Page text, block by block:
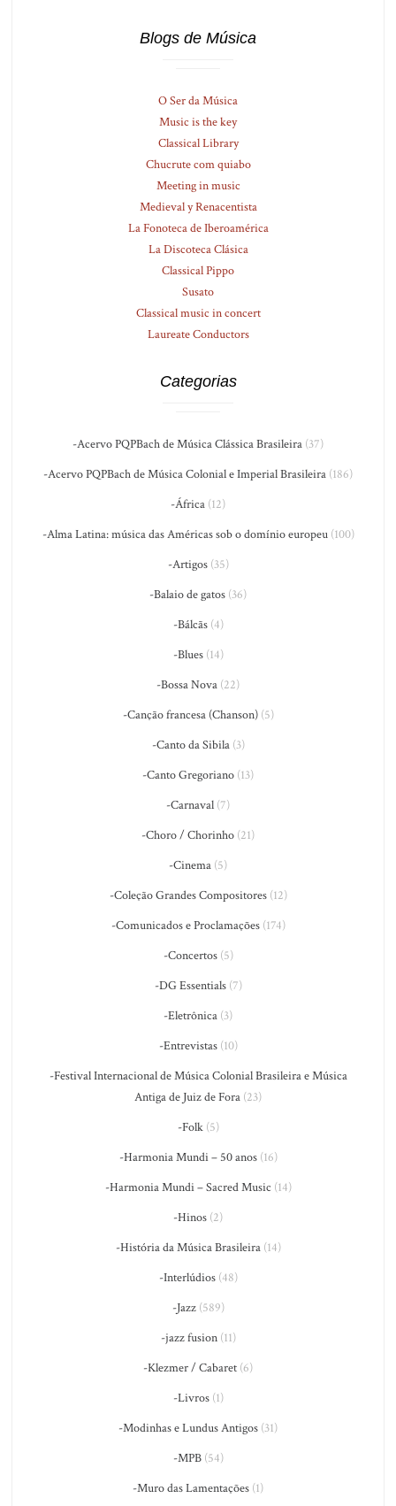
Blogs de Música
O Ser da Música
Music is the key
Classical Library
Chucrute com quiabo
Meeting in music
Medieval y Renacentista
La Fonoteca de Iberoamérica
La Discoteca Clásica
Classical Pippo
Susato
Classical music in concert
Laureate Conductors
Categorias
-Acervo PQPBach de Música Clássica Brasileira (37)
-Acervo PQPBach de Música Colonial e Imperial Brasileira (186)
-África (12)
-Alma Latina: música das Américas sob o domínio europeu(100)
-Artigos(35)
-Balaio de gatos (36)
-Bálcãs(4)
-Blues(14)
-Bossa Nova (22)
-Canção francesa (Chanson)(5)
-Canto da Sibila(3)
-Canto Gregoriano (13)
-Carnaval (7)
-Choro / Chorinho (21)
-Cinema (5)
-Coleção Grandes Compositores(12)
-Comunicados e Proclamações(174)
-Concertos(5)
-DG Essentials(7)
-Eletrônica (3)
-Entrevistas(10)
-Festival Internacional de Música Colonial Brasileira e Música
Antiga de Juiz de Fora (23)
-Folk(5)
-Harmonia Mundi – 50 anos(16)
-Harmonia Mundi – Sacred Music (14)
-Hinos (2)
-História da Música Brasileira(14)
-Interlúdios(48)
-Jazz(589)
-jazz fusion(11)
-Klezmer / Cabaret (6)
-Livros(1)
-Modinhas e Lundus Antigos (31)
-MPB(54)
-Muro das Lamentações (1)